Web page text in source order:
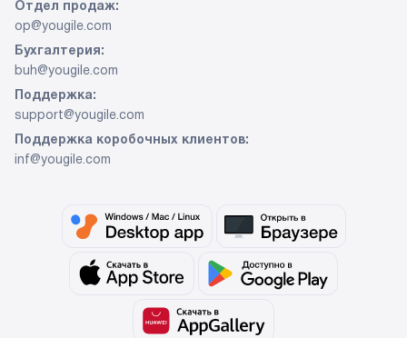
Отдел продаж:
op@yougile.com
Бухгалтерия:
buh@yougile.com
Поддержка:
support@yougile.com
Поддержка коробочных клиентов:
inf@yougile.com